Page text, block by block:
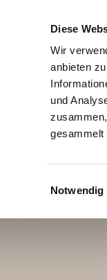
Diese
Wir
anbieten
und
gesammelt
Notwendig